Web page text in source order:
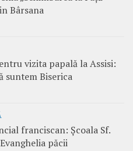
Bârsana
vizita papală la Assisi:
suntem Biserica
franciscan: Școala Sf.
păcii